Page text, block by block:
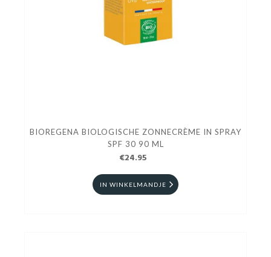
BIOREGENA BIOLOGISCHE ZONNECRÈME IN SPRAY
SPF 30 90 ML
€24.95
IN WINKELMANDJE